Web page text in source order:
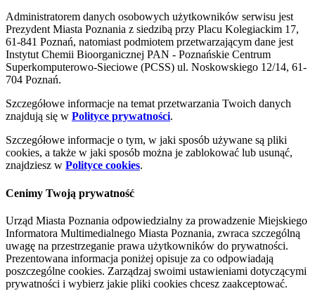
Administratorem danych osobowych użytkowników serwisu jest
Prezydent Miasta Poznania z siedzibą przy Placu Kolegiackim 17,
61-841 Poznań, natomiast podmiotem przetwarzającym dane jest
Instytut Chemii Bioorganicznej PAN - Poznańskie Centrum
Superkomputerowo-Sieciowe (PCSS) ul. Noskowskiego 12/14, 61-
704 Poznań.
Szczegółowe informacje na temat przetwarzania Twoich danych
znajdują się w Polityce prywatności.
Szczegółowe informacje o tym, w jaki sposób używane są pliki
cookies, a także w jaki sposób można je zablokować lub usunąć,
znajdziesz w Polityce cookies.
Cenimy Twoją prywatność
Urząd Miasta Poznania odpowiedzialny za prowadzenie Miejskiego
Informatora Multimedialnego Miasta Poznania, zwraca szczególną
uwagę na przestrzeganie prawa użytkowników do prywatności.
Prezentowana informacja poniżej opisuje za co odpowiadają
poszczególne cookies. Zarządzaj swoimi ustawieniami dotyczącymi
prywatności i wybierz jakie pliki cookies chcesz zaakceptować.